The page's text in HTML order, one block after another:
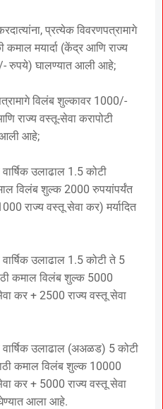
प्रत्येक विवरणपत्रामागे
मयार्दा (केंद्र आणि राज्य
रुपये) घालण्यात आली आहे;
विलंब शुल्कावर 1000/-
राज्य वस्तू-सेवा करापोटी
आली आहे;
वार्षिक उलाढाल 1.5 कोटी
विलंब शुल्क 2000 रुपयांपर्यंत
राज्य वस्तू सेवा कर) मर्यादित
वार्षिक उलाढाल 1.5 कोटी ते 5
कमाल विलंब शुल्क 5000
कर + 2500 राज्य वस्तू सेवा
वार्षिक उलाढाल (अअळड) 5 कोटी
कमाल विलंब शुल्क 10000
कर + 5000 राज्य वस्तू सेवा
घेण्यात आला आहे.